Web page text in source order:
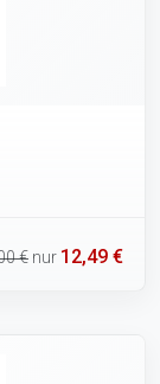
€ nur 12,49 €